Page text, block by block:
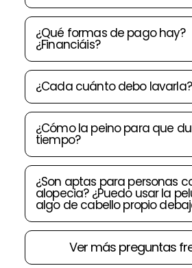
¿Qué formas de pago hay?
¿Financiáis?
¿Cada cuánto debo lavarla?
¿Cómo la peino para que
tiempo?
¿Son aptas para personas
alopecia? ¿Puedo usar la
algo de cabello propio
Ver más preguntas